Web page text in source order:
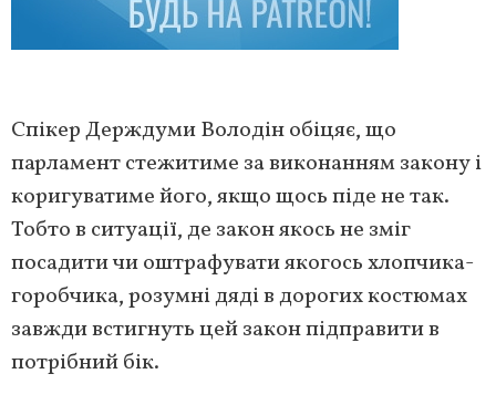
Спікер Держдуми Володін обіцяє, що
парламент стежитиме за виконанням закону і
коригуватиме його, якщо щось піде не так.
Тобто в ситуації, де закон якось не зміг
посадити чи оштрафувати якогось хлопчика-
горобчика, розумні дяді в дорогих костюмах
завжди встигнуть цей закон підправити в
потрібний бік.